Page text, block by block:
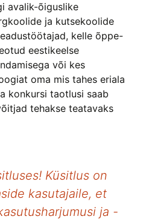
avalik-õiguslike
ja kutsekoolide
kelle õppe-
eestikeelse
või kes
oma mis tahes eriala
konkursi taotlusi saab
tehakse teatavaks
Küsitlus on
kasutajaile, et
ja -